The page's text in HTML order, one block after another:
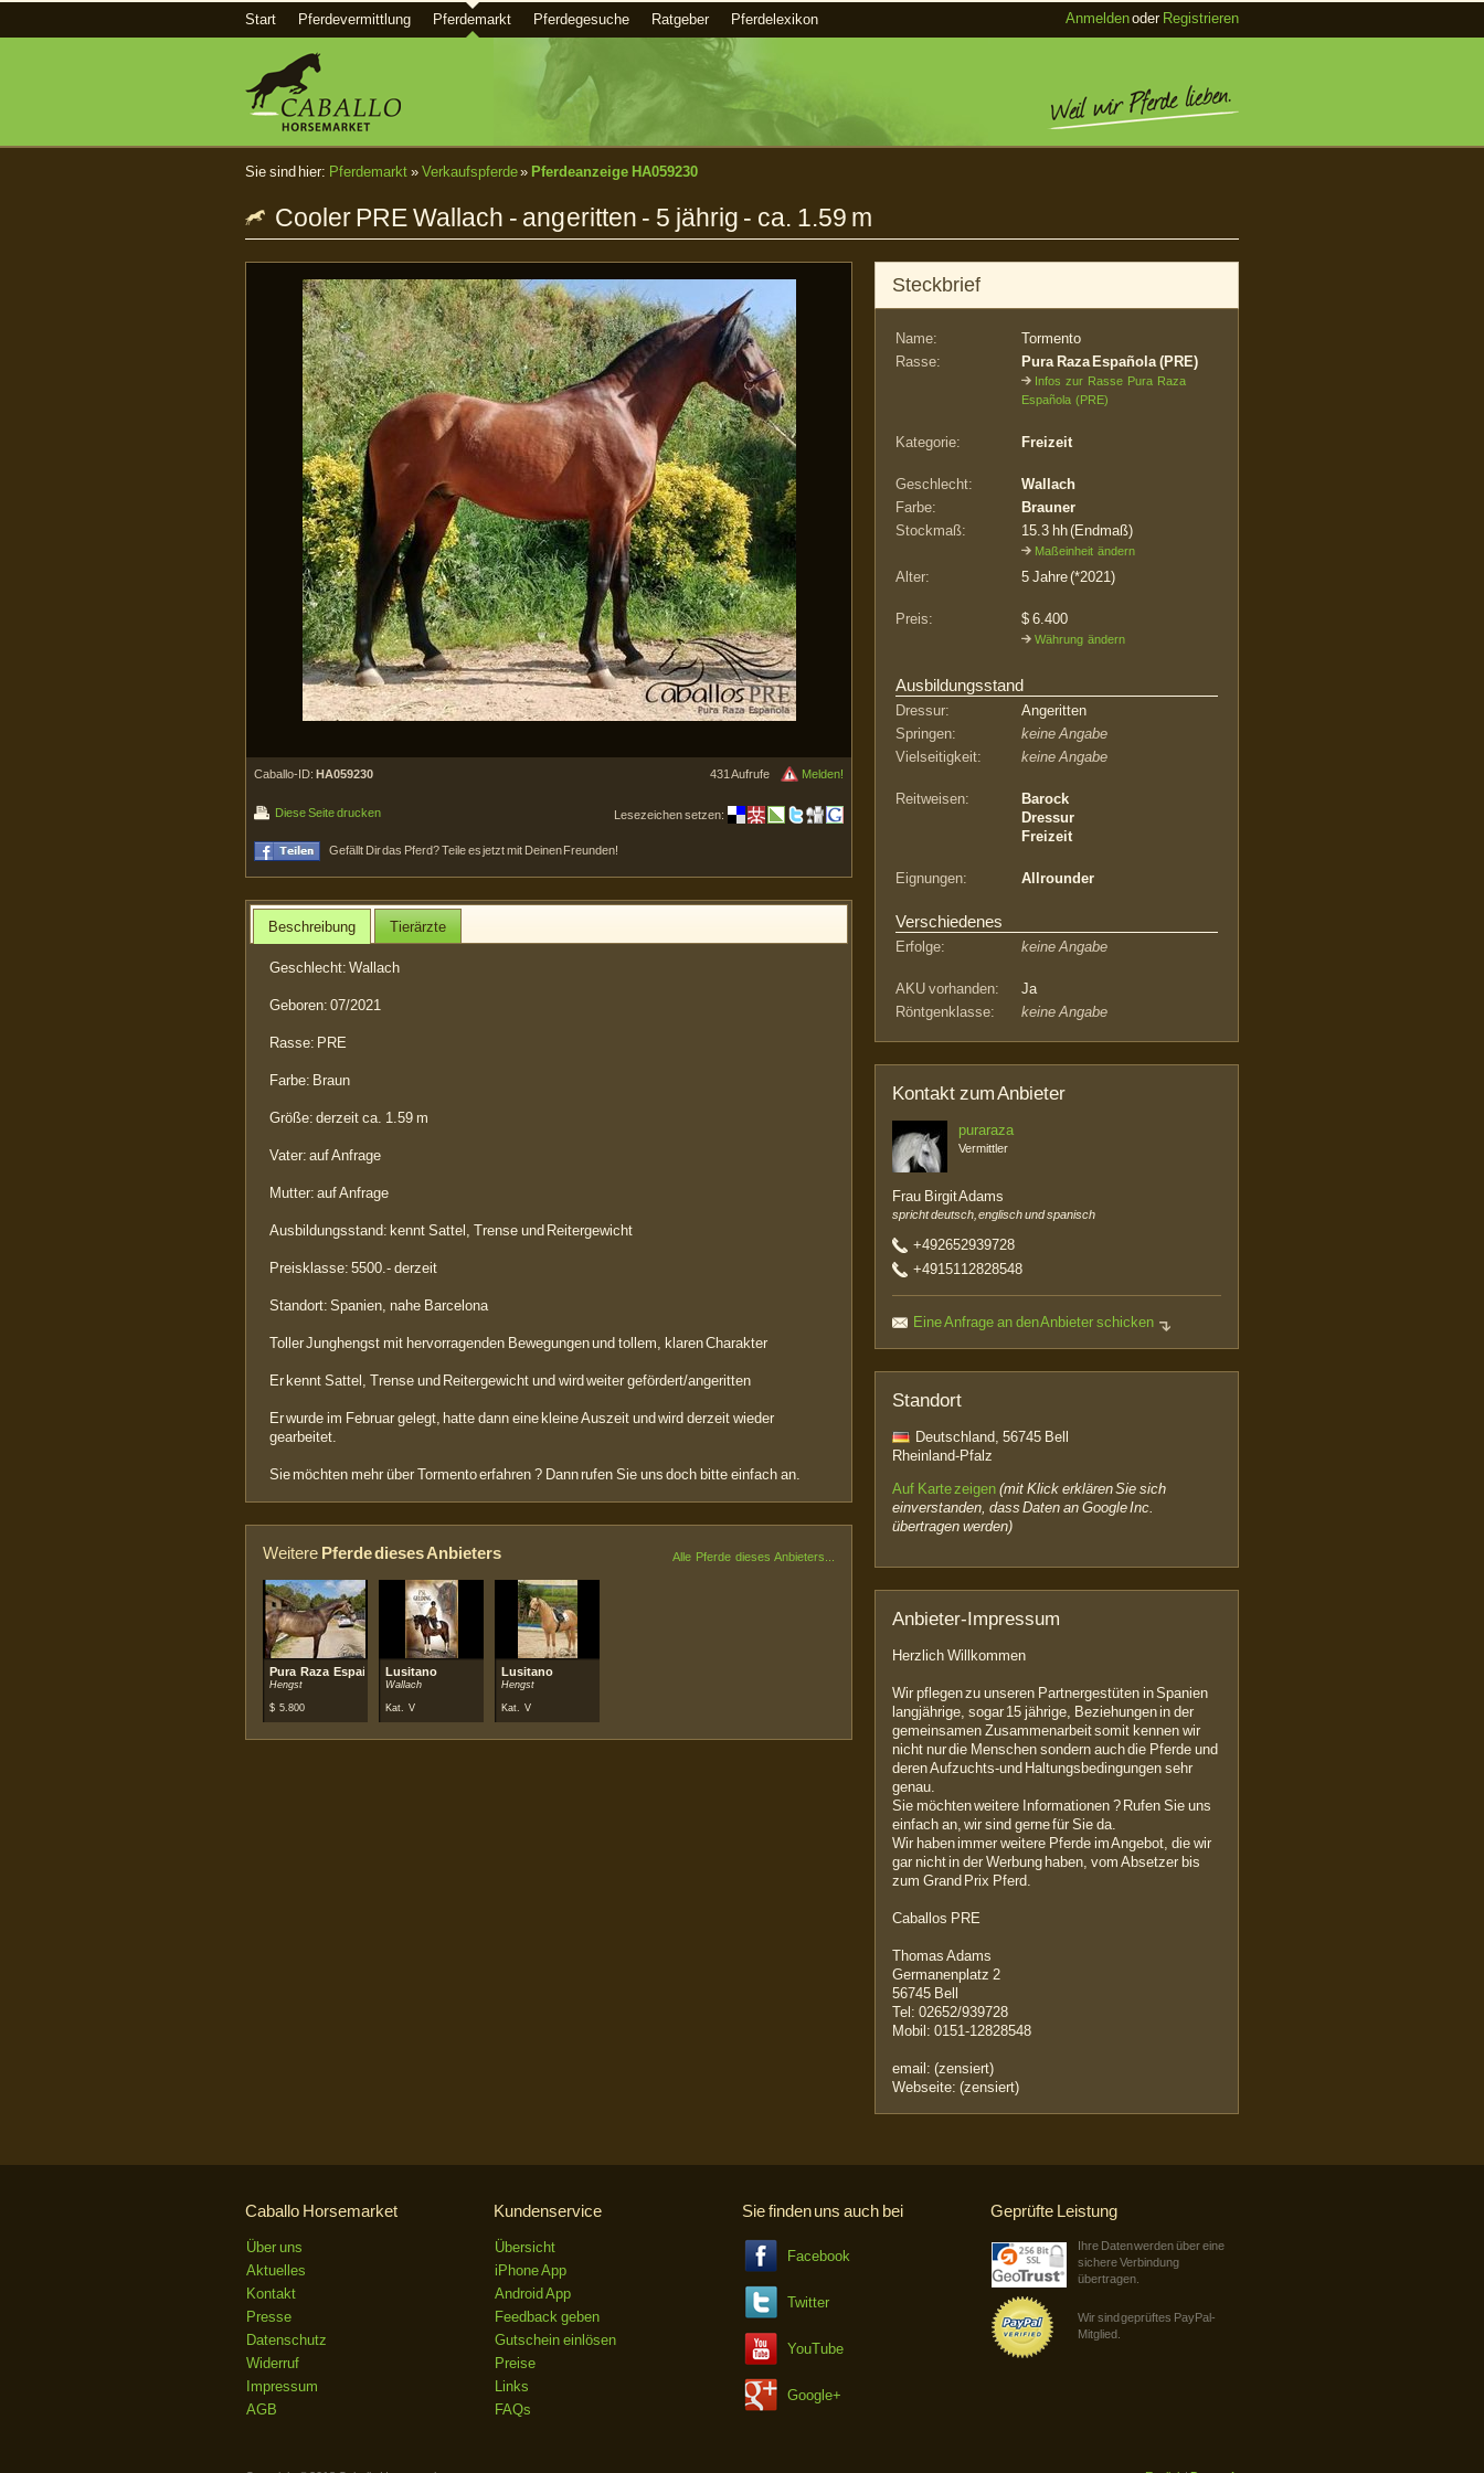
Start Pferdevermittlung Pferdemarkt Pferdegesuche Ratgeber Pferdelexikon Anmeldenoder Registrieren
Sie sind hier: Pferdemarkt » Verkaufspferde» Pferdeanzeige HA059230
Cooler PRE Wallach - angeritten - 5 jährig - ca. 1.59 m
Caballo-ID: HA059230 Melden!
431 Aufrufe
Diese Seite drucken Lesezeichen setzen:
Gefällt Dir das Pferd? Teile es jetzt mit Deinen Freunden!
Beschreibung Tierärzte
Geschlecht: Wallach
Geboren: 07/2021
Rasse: PRE
Farbe: Braun
Größe: derzeit ca. 1.59 m
Vater: auf Anfrage
Mutter: auf Anfrage
Ausbildungsstand: kennt Sattel, Trense und Reitergewicht
Preisklasse: 5500.- derzeit
Standort: Spanien, nahe Barcelona
Toller Junghengst mit hervorragenden Bewegungen und tollem, klaren Charakter
Er kennt Sattel, Trense und Reitergewicht und wird weiter gefördert/angeritten
Er wurde im Februar gelegt, hatte dann eine kleine Auszeit und wird derzeit wieder
gearbeitet.
Sie möchten mehr über Tormento erfahren ? Dann rufen Sie uns doch bitte einfach an.
Weitere Pferde dieses Anbieters Alle Pferde dieses Anbieters...
Pura Raza Española (PRE)
Hengst
$ 5.800
Lusitano
Wallach
Kat. V
Lusitano
Hengst
Kat. V
Steckbrief
Name:
Tormento
Rasse:
Pura Raza Española (PRE)
Infos zur Rasse Pura Raza
Española (PRE)
Kategorie: Freizeit
Geschlecht:
Wallach
Farbe:
Brauner
Stockmaß:
15.3 hh (Endmaß)
Maßeinheit ändern
Alter: 5 Jahre (*2021)
Preis: $ 6.400
Währung ändern
Ausbildungsstand
Dressur:
Angeritten
Springen:
keine Angabe
Vielseitigkeit:
keine Angabe
Reitweisen:
Barock
Dressur
Freizeit
Eignungen: Allrounder
Verschiedenes
Erfolge: keine Angabe
AKU vorhanden:
Ja
Röntgenklasse:
keine Angabe
Kontakt zum Anbieter
puraraza
Vermittler
Frau Birgit Adams
spricht deutsch, englisch und spanisch
+492652939728
+4915112828548
Eine Anfrage an den Anbieter schicken
Standort
Deutschland, 56745 Bell
Rheinland-Pfalz
Auf Karte zeigen (mit Klick erklären Sie sich
einverstanden, dass Daten an Google Inc.
übertragen werden)
Anbieter-Impressum
Herzlich Willkommen
Wir pflegen zu unseren Partnergestüten in Spanien
langjährige, sogar 15 jährige, Beziehungen in der
gemeinsamen Zusammenarbeit somit kennen wir
nicht nur die Menschen sondern auch die Pferde und
deren Aufzuchts-und Haltungsbedingungen sehr
genau.
Sie möchten weitere Informationen ? Rufen Sie uns
einfach an, wir sind gerne für Sie da.
Wir haben immer weitere Pferde im Angebot, die wir
gar nicht in der Werbung haben, vom Absetzer bis
zum Grand Prix Pferd.
Caballos PRE
Thomas Adams
Germanenplatz 2
56745 Bell
Tel: 02652/939728
Mobil: 0151-12828548
email: (zensiert)
Webseite: (zensiert)
Caballo Horsemarket
Über uns
Aktuelles
Kontakt
Presse
Datenschutz
Widerruf
Impressum
AGB
Kundenservice
Übersicht
iPhone App
Android App
Feedback geben
Gutschein einlösen
Preise
Links
FAQs
Sie finden uns auch bei
Facebook
Twitter
YouTube
Google+
Geprüfte Leistung
Ihre Daten werden über eine
sichere Verbindung
übertragen.
Wir sind geprüftes PayPal-
Mitglied.